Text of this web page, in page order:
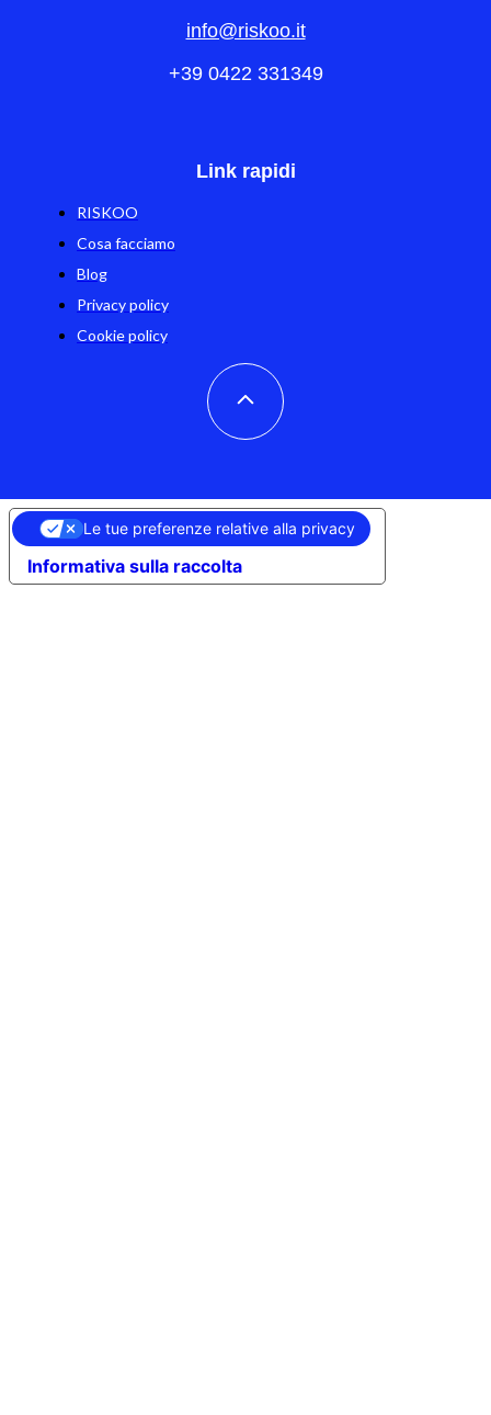
info@riskoo.it
+39 0422 331349
Link rapidi
RISKOO
Cosa facciamo
Blog
Privacy policy
Cookie policy
Informativa sulla raccolta
Le tue preferenze relative alla privacy